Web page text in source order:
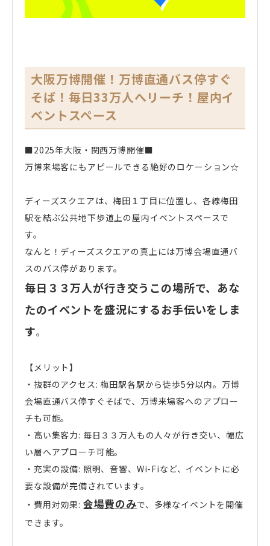
大阪万博開催！万博直通バス停すぐ
そば！毎日33万人へリーチ！屋内イ
ベントスペース
■2025年大阪・関西万博開催■
万博来場客にもアピールできる絶好のロケーション☆
ディーズスクエアは、梅田１丁目に位置し、各線梅田
駅を結ぶ公共地下歩道上の屋内イベントスペースで
す。
なんと！ディーズスクエアの真上には万博会場直通バ
スのバス停があります。
毎日３３万人が行き交うこの場所で、あな
たのイベントを盛況にするお手伝いをしま
す。
【メリット】
・抜群のアクセス: 梅田駅各駅から徒歩5分以内。万博
会場直通バス停すぐそばで、万博来場客へのアプロー
チも可能。
・高い集客力: 毎日３３万人もの人々が行き交い、幅広
い層へアプローチ可能。
・充実の設備: 照明、音響、Wi-Fiなど、イベントに必
要な設備が完備されています。
・費用対効果: 会場費のみで、多様なイベントを開催
できます。